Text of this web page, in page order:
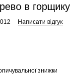
в
Написати відгук
знижки